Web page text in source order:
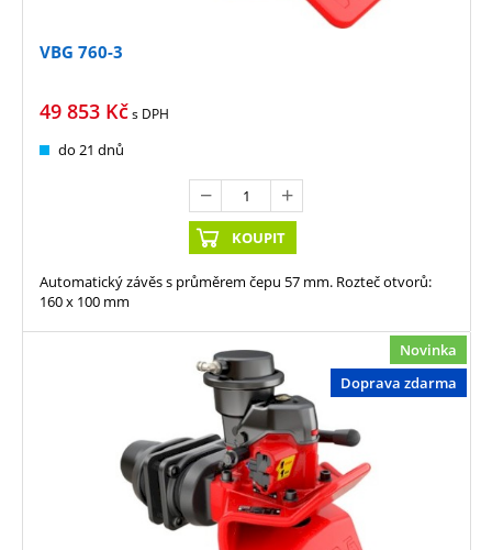
VBG 760-3
49 853 Kčs DPH
do 21 dnů
KOUPIT
Automatický závěs s průměrem čepu 57 mm. Rozteč otvorů:
160 x 100 mm
Novinka
Doprava zdarma